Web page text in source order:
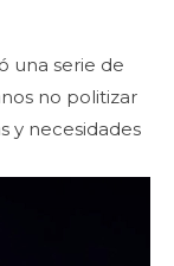
una serie de
no politizar
y necesidades